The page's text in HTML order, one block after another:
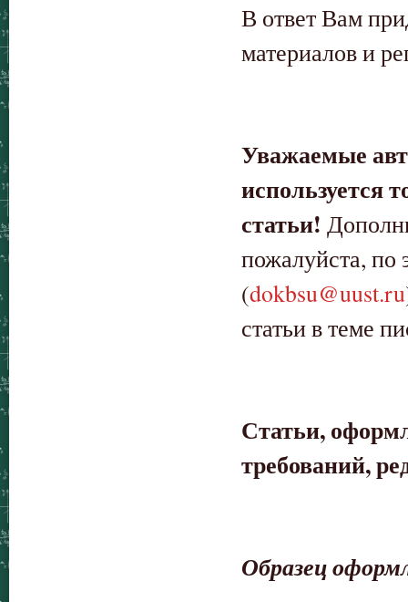
В ответ Вам
материалов и
Уважаемые
используется
статьи!
пожалуйста, по
(dokbsu@uust.ru
статьи в теме
Статьи,
требований,
Образец